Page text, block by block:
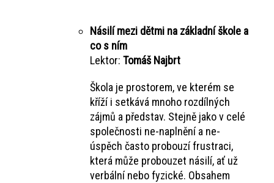
Násilí mezi dětmi na základní škole a
co s ním
Lektor: Tomáš Najbrt
Škola je prostorem, ve kterém se
kříží i setkává mnoho rozdílných
zájmů a představ. Stejně jako v celé
společnosti ne-naplnění a ne-
úspěch často probouzí frustraci,
která může probouzet násilí, ať už
verbální nebo fyzické. Obsahem